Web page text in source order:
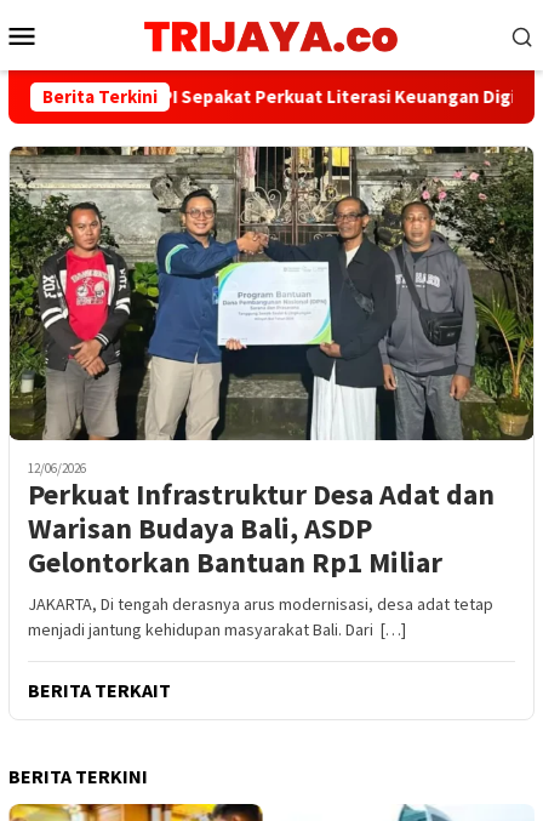
ke
Mobile
Berita Terkini
PWI dan AFPI Sepakat Perkuat Literasi Keuangan Digital
12/06/2026
Perkuat Infrastruktur Desa Adat dan
Warisan Budaya Bali, ASDP
Gelontorkan Bantuan Rp1 Miliar
JAKARTA, Di tengah derasnya arus modernisasi, desa adat tetap
menjadi jantung kehidupan masyarakat Bali. Dari […]
BERITA TERKAIT
BERITA TERKINI